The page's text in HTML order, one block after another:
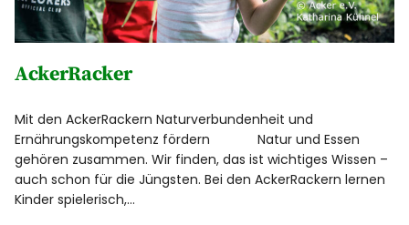
Natur und Kunst
Mehrtägige Angebote mit Übernachtung
Anbieter
AckerRacker
Mit den AckerRackern Naturverbundenheit und
Ernährungskompetenz fördern Natur und Essen
gehören zusammen. Wir finden, das ist wichtiges Wissen –
auch schon für die Jüngsten. Bei den AckerRackern lernen
Kinder spielerisch,…